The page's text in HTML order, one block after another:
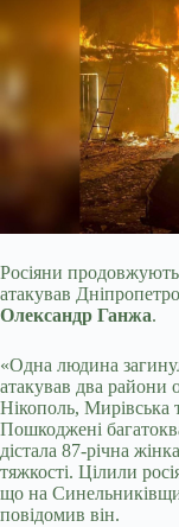
Росіяни
атакував
Олександр Ганжа.
«Одна людина
атакував два райони
Нікополь, Мирівська
Пошкоджені
дістала 87-річна
тяжкості. Цілили
що на
повідомив він.